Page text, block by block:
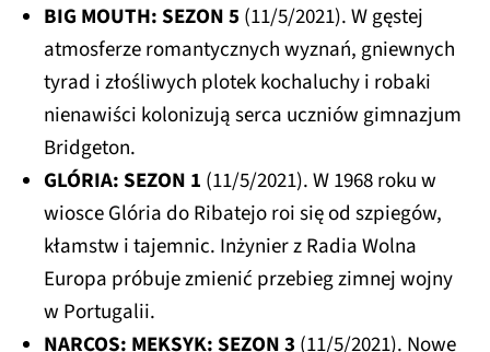
BIG MOUTH: SEZON 5 (11/5/2021). W gęstej
atmosferze romantycznych wyznań, gniewnych
tyrad i złośliwych plotek kochaluchy i robaki
nienawiści kolonizują serca uczniów gimnazjum
Bridgeton.
GLÓRIA: SEZON 1 (11/5/2021). W 1968 roku w
wiosce Glória do Ribatejo roi się od szpiegów,
kłamstw i tajemnic. Inżynier z Radia Wolna
Europa próbuje zmienić przebieg zimnej wojny
w Portugalii.
NARCOS: MEKSYK: SEZON 3 (11/5/2021). Nowe